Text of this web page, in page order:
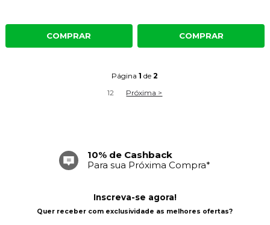
COMPRAR COMPRAR
Página1 de2
12 Próxima >
Frete Grátis
Acima de R$ 699,00
Inscreva-se agora!
Quer receber com exclusividade as melhores ofertas?